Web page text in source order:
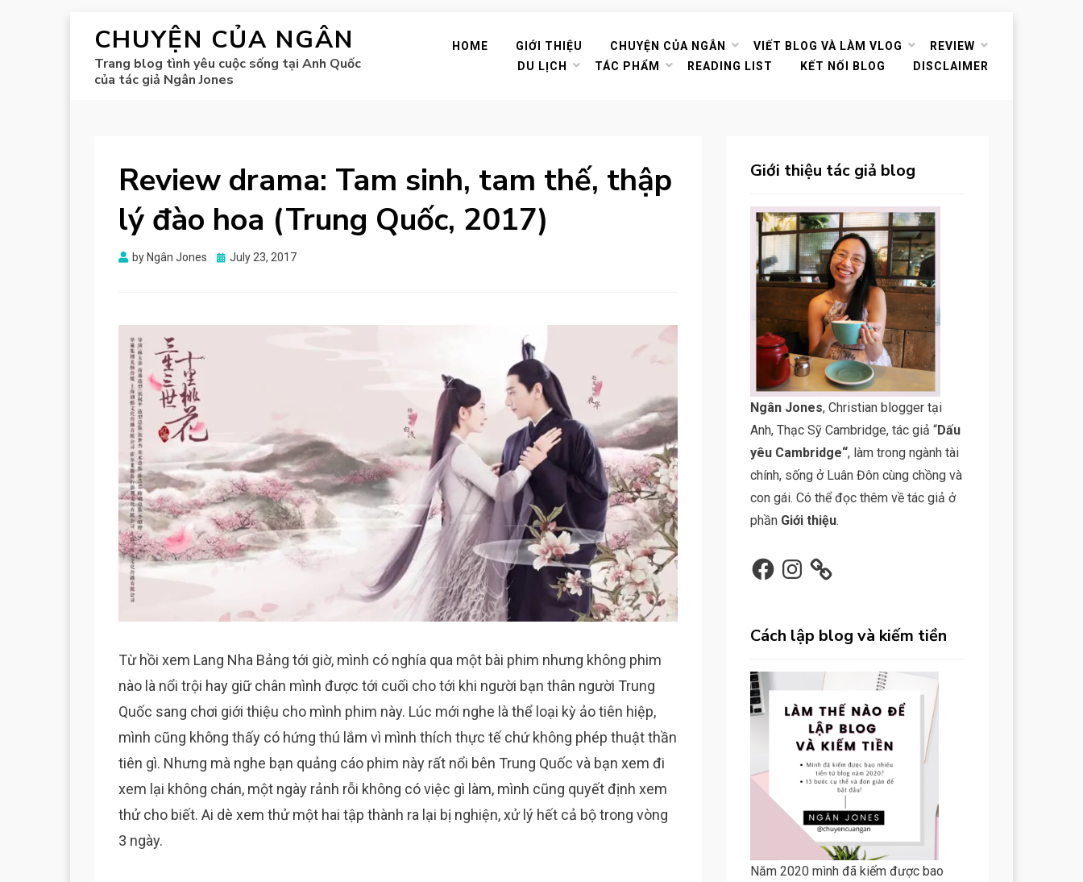
CHUYỆN CỦA NGÂN
Trang blog tình yêu cuộc sống tại Anh Quốc
của tác giả Ngân Jones
HOME GIỚI THIỆU CHUYỆN CỦA NGÂN VIẾT BLOG VÀ LÀM VLOG
REVIEW
DU LỊCH
TÁC PHẨM READING LIST KẾT NỐI BLOG DISCLAIMER
Review drama: Tam sinh, tam thế, thập
lý đào hoa (Trung Quốc, 2017)
by Ngân Jones
Posted
July 23, 2017
Từ hồi xem Lang Nha Bảng tới giờ, mình có nghía qua một bài phim nhưng không phim
nào là nổi trội hay giữ chân mình được tới cuối cho tới khi người bạn thân người Trung
Quốc sang chơi giới thiệu cho mình phim này. Lúc mới nghe là thể loại kỳ ảo tiên hiệp,
mình cũng không thấy có hứng thú lắm vì mình thích thực tế chứ không phép thuật thần
tiên gì. Nhưng mà nghe bạn quảng cáo phim này rất nổi bên Trung Quốc và bạn xem đi
xem lại không chán, một ngày rảnh rỗi không có việc gì làm, mình cũng quyết định xem
thử cho biết. Ai dè xem thử một hai tập thành ra lại bị nghiện, xử lý hết cả bộ trong vòng
3 ngày.
Giới thiệu tác giả blog
Ngân Jones, Christian blogger tại
Anh, Thạc Sỹ Cambridge, tác giả “Dấu
yêu Cambridge“, làm trong ngành tài
chính, sống ở Luân Đôn cùng chồng và
con gái. Có thể đọc thêm về tác giả ở
phần Giới thiệu.
FacebookInstagram
Cách lập blog và kiếm tiền
Năm 2020 mình đã kiếm được bao